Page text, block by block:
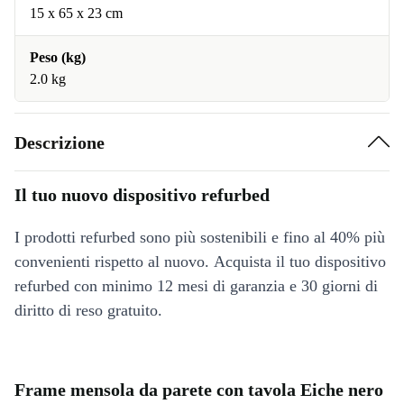
15 x 65 x 23 cm
Peso (kg)
2.0 kg
Descrizione
Il tuo nuovo dispositivo refurbed
I prodotti refurbed sono più sostenibili e fino al 40% più
convenienti rispetto al nuovo. Acquista il tuo dispositivo
refurbed con minimo 12 mesi di garanzia e 30 giorni di
diritto di reso gratuito.
Frame mensola da parete con tavola Eiche nero